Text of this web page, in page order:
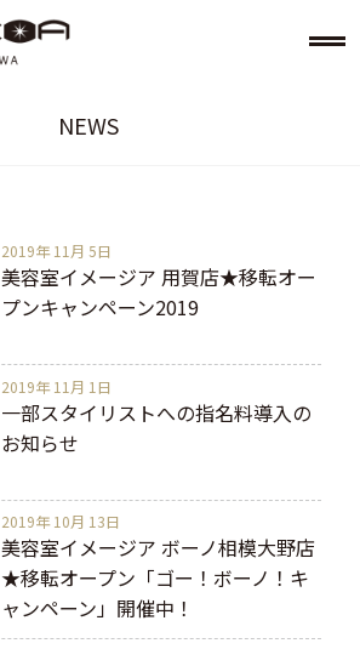
NEWS
2019年 11月 5日
美容室イメージア 用賀店★移転オー
プンキャンペーン2019
2019年 11月 1日
一部スタイリストへの指名料導入の
お知らせ
2019年 10月 13日
美容室イメージア ボーノ相模大野店
★移転オープン「ゴー！ボーノ！キ
ャンペーン」開催中！